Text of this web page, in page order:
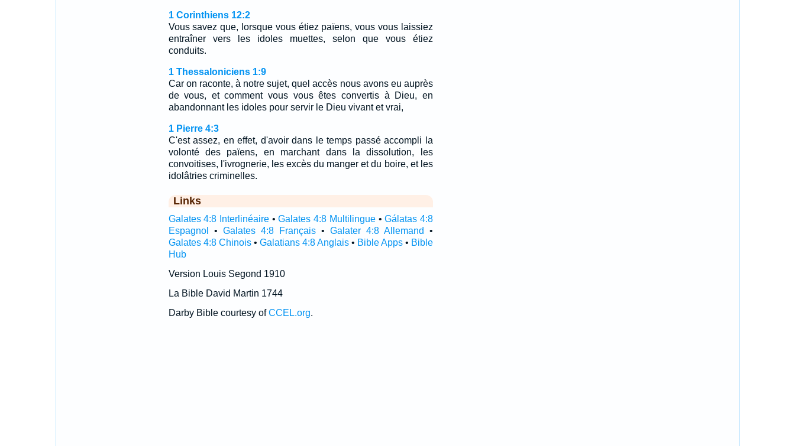
1 Corinthiens 12:2
Vous savez que, lorsque vous étiez païens, vous vous laissiez
entraîner vers les idoles muettes, selon que vous étiez
conduits.
1 Thessaloniciens 1:9
Car on raconte, à notre sujet, quel accès nous avons eu auprès
de vous, et comment vous vous êtes convertis à Dieu, en
abandonnant les idoles pour servir le Dieu vivant et vrai,
1 Pierre 4:3
C'est assez, en effet, d'avoir dans le temps passé accompli la
volonté des païens, en marchant dans la dissolution, les
convoitises, l'ivrognerie, les excès du manger et du boire, et les
idolâtries criminelles.
Links
Galates 4:8 Interlinéaire•Galates 4:8 Multilingue•Gálatas 4:8
Espagnol
• Galates 4:8 Français• Galater 4:8 Allemand
•
Galates 4:8 Chinois• Galatians 4:8 Anglais• Bible Apps• Bible
Hub
Version Louis Segond 1910
La Bible David Martin 1744
Darby Bible courtesy ofCCEL.org.